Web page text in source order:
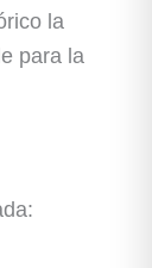
la
para la